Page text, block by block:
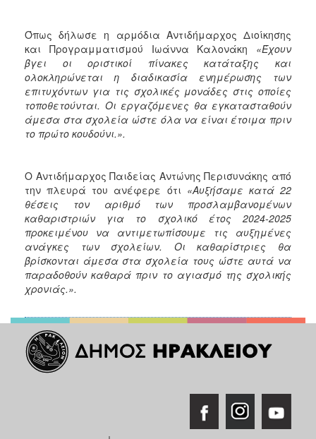
Όπως δήλωσε η αρμόδια Αντιδήμαρχος Διοίκησης
και Προγραμματισμού Ιωάννα Καλονάκη «Έχουν
βγει οι οριστικοί πίνακες κατάταξης και
ολοκληρώνεται η διαδικασία ενημέρωσης των
επιτυχόντων για τις σχολικές μονάδες στις οποίες
τοποθετούνται. Οι εργαζόμενες θα εγκατασταθούν
άμεσα στα σχολεία ώστε όλα να είναι έτοιμα πριν
το πρώτο κουδούνι.».
Ο Αντιδήμαρχος Παιδείας Αντώνης Περισυνάκης από
την πλευρά του ανέφερε ότι «Αυξήσαμε κατά 22
θέσεις τον αριθμό των προσλαμβανομένων
καθαριστριών για το σχολικό έτος 2024-2025
προκειμένου να αντιμετωπίσουμε τις αυξημένες
ανάγκες των σχολείων. Οι καθαρίστριες θα
βρίσκονται άμεσα στα σχολεία τους ώστε αυτά να
παραδοθούν καθαρά πριν το αγιασμό της σχολικής
χρονιάς.».